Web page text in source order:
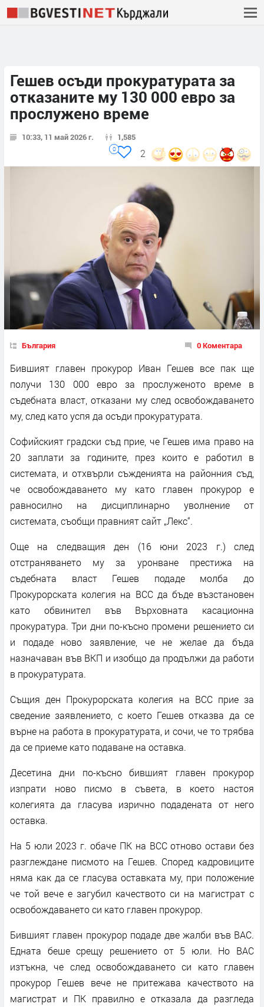
Гешев осъди прокуратурата за
отказаните му 130 000 евро за
прослужено време
10:33, 11 май 2026 г. 1,585
2
0
България 0 Коментара
Бившият главен прокурор Иван Гешев все пак ще
получи 130 000 евро за прослуженото време в
съдебната власт, отказани му след освобождаването
му, след като успя да осъди прокуратурата.
Софийският градски съд прие, че Гешев има право на
20 заплати за годините, през които е работил в
системата, и отхвърли съжденията на районния съд,
че освобождаването му като главен прокурор е
равносилно на дисциплинарно уволнение от
системата, съобщи правният сайт „Лекс“.
Още на следващия ден (16 юни 2023 г.) след
отстраняването му за уронване престижа на
съдебната власт Гешев подаде молба до
Прокурорската колегия на ВСС да бъде възстановен
като обвинител във Върховната касационна
прокуратура. Три дни по-късно промени решението си
и подаде ново заявление, че не желае да бъда
назначаван във ВКП и изобщо да продължи да работи
в прокуратурата.
Същия ден Прокурорската колегия на ВСС прие за
сведение заявлението, с което Гешев отказва да се
върне на работа в прокуратурата, и сочи, че то трябва
да се приеме като подаване на оставка.
Десетина дни по-късно бившият главен прокурор
изпрати ново писмо в съвета, в което настоя
колегията да гласува изрично подадената от него
оставка.
На 5 юли 2023 г. обаче ПК на ВСС отново остави без
разглеждане писмото на Гешев. Според кадровиците
няма как да се гласува оставката му, при положение
че той вече е загубил качеството си на магистрат с
освобождаването си като главен прокурор.
Бившият главен прокурор подаде две жалби във ВАС.
Едната беше срещу решението от 5 юли. Но ВАС
изтъкна, че след освобождаването си като главен
прокурор Гешев вече не притежава качеството на
магистрат и ПК правилно е отказала да разгледа